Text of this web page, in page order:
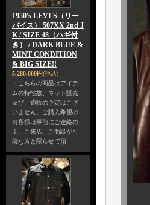
1950's LEVI'S（リー
バイス） 507XX 2nd J
K / SIZE 48（ハギ付
き） / DARK BLUE &
MINT CONDITION
& BIG SIZE!!
5,280,000円(税込)
・こちらの商品はアイテ
ムの特性故、ネット販売
及び、通販の予定はござ
いません。ご購入希望の
お客様は事前にご連絡の
上、ご来店、ご商談が可
能な方と限らせて頂…